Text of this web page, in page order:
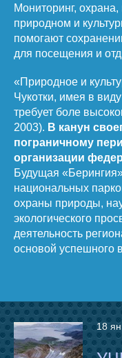
Мониторинг,
природном и
помогают
для посещения и
«Природное и
Чукотки, имея в
требует боле
2003). В канун
пограничному
организации
Будущая
национальных
охраны природы,
экологического
деятельность
основой успешного
18